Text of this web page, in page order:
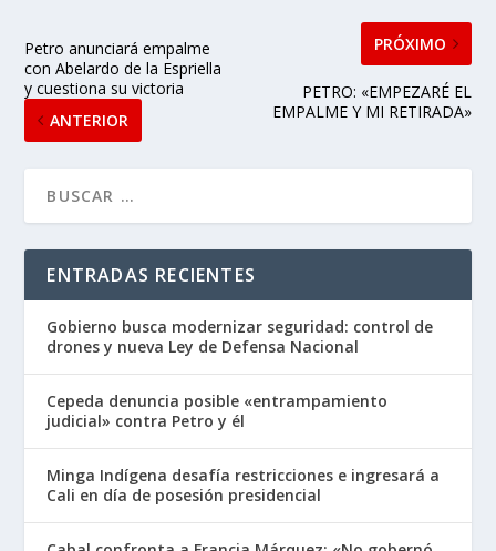
Petro anunciará empalme
con Abelardo de la Espriella
y cuestiona su victoria
ANTERIOR
PRÓXIMO
PETRO: «EMPEZARÉ EL
EMPALME Y MI RETIRADA»
ENTRADAS RECIENTES
Gobierno busca modernizar seguridad: control de
drones y nueva Ley de Defensa Nacional
Cepeda denuncia posible «entrampamiento
judicial» contra Petro y él
Minga Indígena desafía restricciones e ingresará a
Cali en día de posesión presidencial